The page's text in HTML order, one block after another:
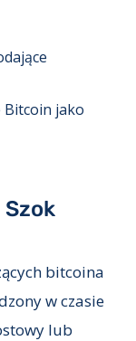
jako
bitcoina
w czasie
lub